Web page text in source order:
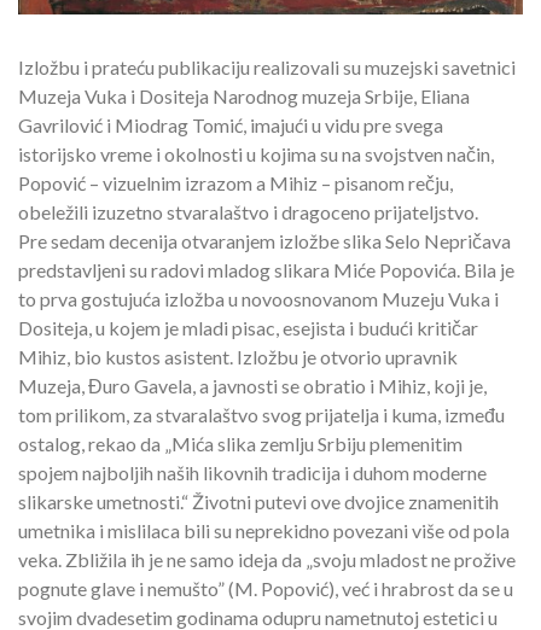
Izložbu i prateću publikaciju realizovali su muzejski savetnici
Muzeja Vuka i Dositeja Narodnog muzeja Srbije, Eliana
Gavrilović i Miodrag Tomić, imajući u vidu pre svega
istorijsko vreme i okolnosti u kojima su na svojstven način,
Popović – vizuelnim izrazom a Mihiz – pisanom rečju,
obeležili izuzetno stvaralaštvo i dragoceno prijateljstvo.
Pre sedam decenija otvaranjem izložbe slika Selo Nepričava
predstavljeni su radovi mladog slikara Miće Popovića. Bila je
to prva gostujuća izložba u novoosnovanom Muzeju Vuka i
Dositeja, u kojem je mladi pisac, esejista i budući kritičar
Mihiz, bio kustos asistent. Izložbu je otvorio upravnik
Muzeja, Đuro Gavela, a javnosti se obratio i Mihiz, koji je,
tom prilikom, za stvaralaštvo svog prijatelja i kuma, između
ostalog, rekao da „Mića slika zemlju Srbiju plemenitim
spojem najboljih naših likovnih tradicija i duhom moderne
slikarske umetnosti.“ Životni putevi ove dvojice znamenitih
umetnika i mislilaca bili su neprekidno povezani više od pola
veka. Zbližila ih je ne samo ideja da „svoju mladost ne prožive
pognute glave i nemušto” (M. Popović), već i hrabrost da se u
svojim dvadesetim godinama odupru nametnutoj estetici u